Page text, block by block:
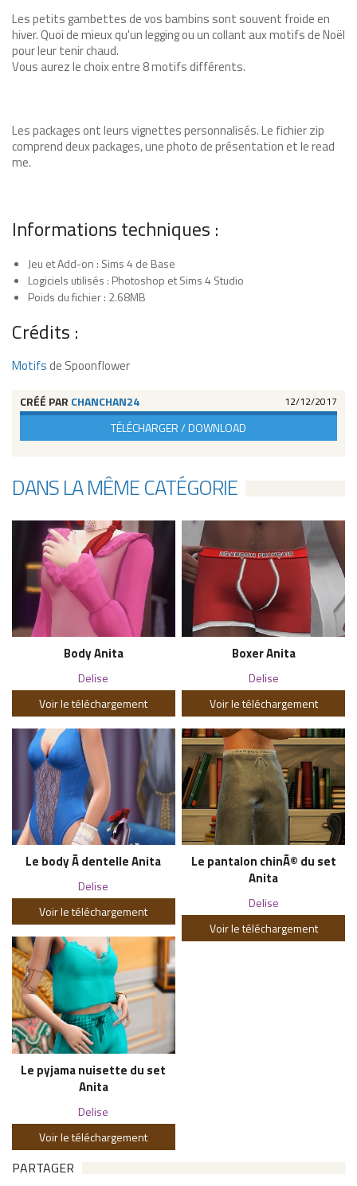
Les petits gambettes de vos bambins sont souvent froide en
hiver. Quoi de mieux qu'un legging ou un collant aux motifs de Noël
pour leur tenir chaud.
Vous aurez le choix entre 8 motifs différents.
Les packages ont leurs vignettes personnalisés. Le fichier zip
comprend deux packages, une photo de présentation et le read
me.
Informations techniques :
Jeu et Add-on : Sims 4 de Base
Logiciels utilisés : Photoshop et Sims 4 Studio
Poids du fichier : 2.68MB
Crédits :
Motifsde Spoonflower
CRÉÉ PAR CHANCHAN24 12/12/2017
TÉLÉCHARGER / DOWNLOAD
DANS LA MÊME CATÉGORIE
Body Anita
Delise
Voir le téléchargement
Boxer Anita
Delise
Voir le téléchargement
Le body Ã dentelle Anita
Delise
Voir le téléchargement
Le pantalon chinÃ© du set
Anita
Delise
Voir le téléchargement
Le pyjama nuisette du set
Anita
Delise
Voir le téléchargement
PARTAGER